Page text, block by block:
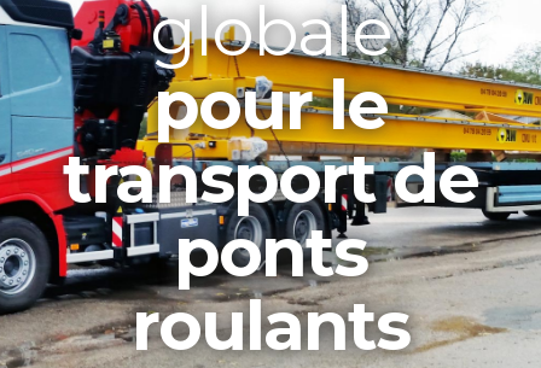
globale
pour le
transport de
ponts
roulants